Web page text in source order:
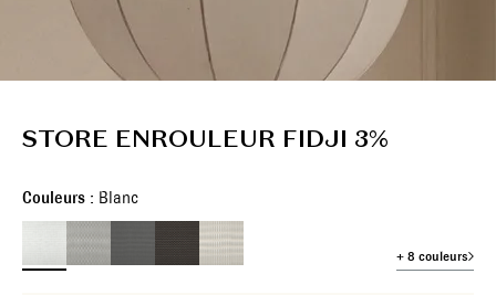
STORE ENROULEUR FIDJI 3%
Couleurs : Blanc
+ 8 couleurs